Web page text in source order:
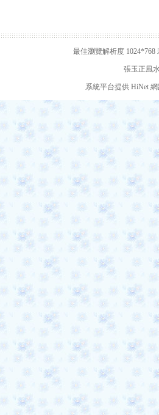
最佳瀏覽解析度
張玉正風
系統平台提供 HiNet